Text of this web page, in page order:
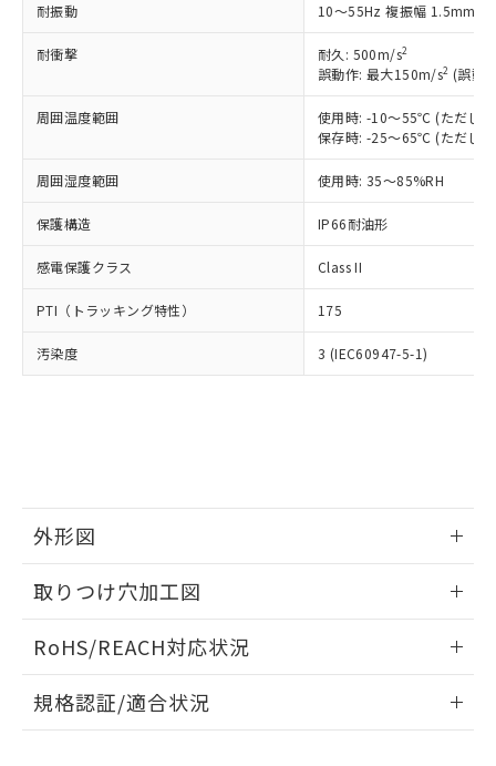
耐振動 10～55Hz 複振幅 1.5mm (
耐衝撃 耐久: 500m/s2
誤動作: 最大150m/s2 (誤動
周囲温度範囲
使用時: -10～55℃ (ただし
保存時: -25～65℃ (ただし
周囲湿度範囲 使用時: 35～85%RH
保護構造 IP66耐油形
感電保護クラス Class II
PTI（トラッキング特性） 175
汚染度 3 (IEC60947-5-1)
外形図
取りつけ穴加工図
RoHS/REACH対応状況
EU RoHS 注意事項・凡例
規格認証/適合状況
本サービスは、当社制御機器事業取扱
商品の当社在庫状況および標準価格
(税抜)を提供させていただくもので
当社制御機器事業取扱商品の中には、
本サービスの対象外となる商品もある
在庫状況および標準価格照会結果は、
記載している更新日時点での社内デー
タに基づき作成されるものであり、閲
覧された時点での実際の在庫および標
準価格とは異なる場合があることをご
了承ください。
正式な納期状況および標準価格はお客
様のお取引先、またはお客様担当のオ
ムロン制御機器販売店・当社販売員に
マイパーツ機能（部品リスト作成サー
ビス）をご利用いただくには、I-Web
あります。
お客様が当ウェブサイト上で当社にご
登録された部品リストについて、当社
および当社の共同利用者が、当社の製
品・サービスに関するお客様との取
調査・確認中：EU RoHS指令（10物質）の
非含有の対応状況を調査中または確認中の
非該当品：ライセンス料など無形物で、有
害物質有無と関係のない商品です。
仕入先様の事情により、非含有部品として
いたものが、含有品と判明した場合などや
むを得ず変更することがあります。
*EU RoHS指令（10物質）：
鉛(Pb) 1000ppm以下、 水銀(Hg) 1000ppm以下、 カド
ミウム(Cd) 100ppm以下、
六価クロム(Cr(Ⅵ)) 1000ppm以下、ポリ臭化ビフェニル
類(PBB) 1000ppm以下、ポリ臭化ジフェニルエーテル類
(PBDE) 1000ppm以下、フタル酸ビス(2-エチルヘキシ
（DBP） 1000ppm以下、フタル酸ジイソブチル
(DIBP) 1000ppm以下
※2 対応予定月
月が前後することがあります。
※3 非含有証明書ダウンロード
下記の非含有証明書をダウンロードするこ
「○」：最大均質材料含有率が中国RoHSの
基準値以下であることを示します。
「×」：最大均質材料含有率が中国RoHSの
基準値を超えていることを示します。
「－」：未確認です。当社販売部門へお問
*中国RoHS10物質の基準値 (GB/T26572)：
Pb(鉛) :1000ppm、 Hg(水銀) : 1000ppm、 Cd(カドミウ
ム) : 100ppm、
ニル類) : 1000ppm、 PBDEs(ポリ臭化ジフェニルエーテ
DBP(フタル酸ジブチル) : 1000ppm、 DIBP(フタル酸ジ
イソブチル) : 1000ppm、 BBP(フタル酸ブチルベンジ
ル) : 1000ppm、
「ｅ」：有害物質（10物質）のすべてが基
準値以下であることを示します。
質が外部に漏えいし、環境に深刻な影響を
及ぼさない年数を意味します。
「－」：未確認です。当社販売部門へお問
い合わせください。
当社は、これら貴社製品のうち、外国
為替および外国貿易法に定める商品
（以下｢規制貨物等」という）を輸出
または国外への提供する場合は、日本
可)を取得するなどの必要な手続きを
とります。
当社は規制貨物を破棄する場合は、完
全に破砕するなど、違法に輸出されな
いよう必要な手段を講じます。
場合は、上記1、2および3の内容を当
法に輸出するおそれがある場合は、取
り引きをいたしません。
号
○ 一定数以上の在庫あり
一定数には満たないが在庫あり
認ください)
空
白
受注生産機種、また在庫状況の
情報を公開していない機種